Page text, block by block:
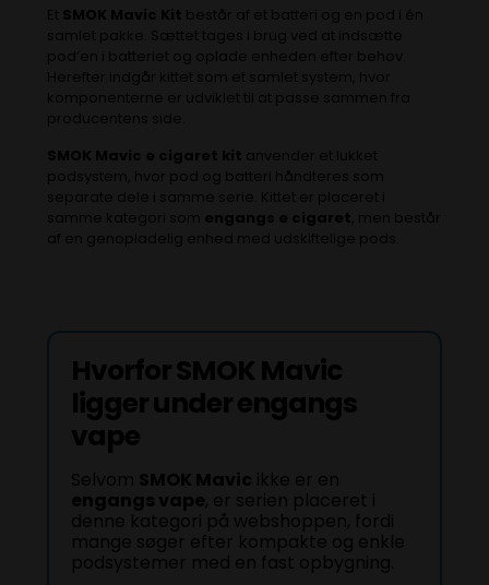
Et SMOK Mavic Kit består af et batteri og en pod i én
samlet pakke. Sættet tages i brug ved at indsætte
pod’en i batteriet og oplade enheden efter behov.
Herefter indgår kittet som et samlet system, hvor
komponenterne er udviklet til at passe sammen fra
producentens side.
SMOK Mavic e cigaret kit anvender et lukket
podsystem, hvor pod og batteri håndteres som
separate dele i samme serie. Kittet er placeret i
samme kategori som engangs e cigaret , men består
af en genopladelig enhed med udskiftelige pods.
Hvorfor SMOK Mavic
ligger under engangs
vape
Selvom SMOK Mavic ikke er en
engangs vape, er serien placeret i
denne kategori på webshoppen, fordi
mange søger efter kompakte og enkle
podsystemer med en fast opbygning.